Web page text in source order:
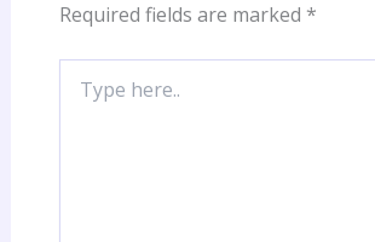
Required fields are marked *
here..